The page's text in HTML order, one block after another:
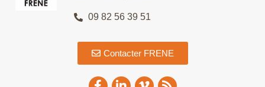
09 82 56 39 51
Contacter FRENE